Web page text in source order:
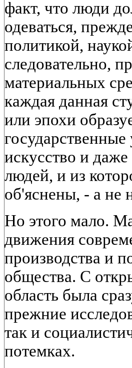
факт, что люди
одеваться,
политикой,
следовательно,
материальных
каждая данная
или эпохи
искусство и
людей, и из
об'яснены, - а не
Но этого мало.
движения
производства и
общества. С
область была
прежние
так и
потемках.